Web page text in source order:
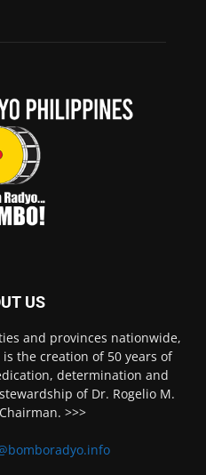
US
and provinces nationwide,
is the creation of 50 years of
determination and
of Dr. Rogelio M.
>>>